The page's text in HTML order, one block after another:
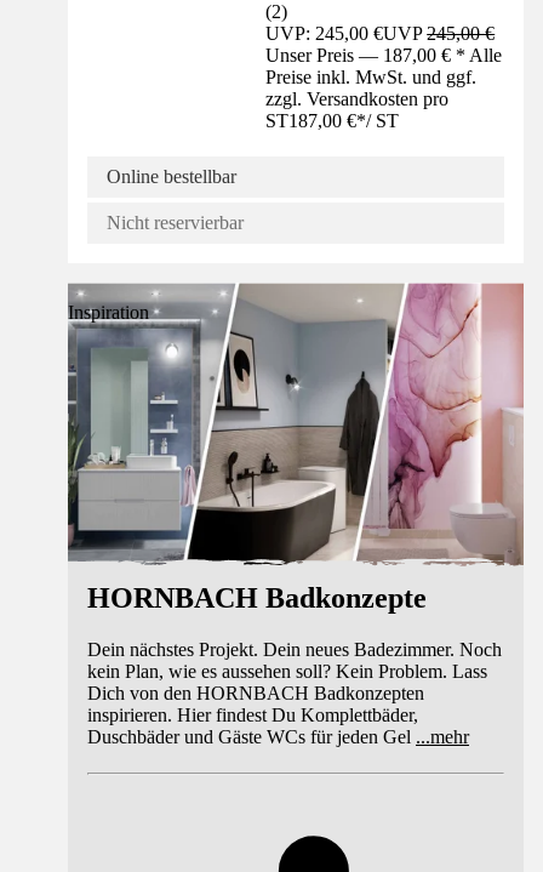
(2)
UVP: 245,00 €UVP245,00 €
Unser Preis — 187,00 € * Alle
Preise inkl. MwSt. und ggf.
zzgl. Versandkosten pro
ST187,00 €*/ ST
Online bestellbar
Nicht reservierbar
Inspiration
HORNBACH Badkonzepte
Dein nächstes Projekt. Dein neues Badezimmer. Noch
kein Plan, wie es aussehen soll? Kein Problem. Lass
Dich von den HORNBACH Badkonzepten
inspirieren. Hier findest Du Komplettbäder,
Duschbäder und Gäste WCs für jeden Gel ...mehr